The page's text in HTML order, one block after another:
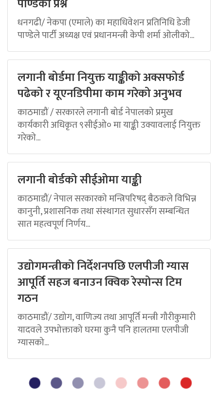
पाण्डेको प्रश्न
धनगढी/ नेकपा (एमाले) का महाधिवेशन प्रतिनिधि डेजी
पाण्डेले पार्टी अध्यक्ष एवं प्रधानमन्त्री केपी शर्मा ओलीको...
लगानी बोर्डमा नियुक्त याङ्कीको अक्सफोर्ड
पढेको र यूएनडिपीमा काम गरेको अनुभव
काठमाडौं / सरकारले लगानी बोर्ड नेपालको प्रमुख
कार्यकारी अधिकृत ९सीईओ० मा याङ्की उक्यावलाई नियुक्त
गरेको...
लगानी बोर्डको सीईओमा याङ्की
काठमाडौं/ नेपाल सरकारको मन्त्रिपरिषद् बैठकले विभिन्न
कानुनी, प्रशासनिक तथा संस्थागत सुधारसँग सम्बन्धित
सात महत्वपूर्ण निर्णय...
उद्योगमन्त्रीको निर्देशनपछि एलपीजी ग्यास
आपूर्ति सहज बनाउन क्विक रेस्पोन्स टिम
गठन
काठमाडौं/ उद्योग, वाणिज्य तथा आपूर्ति मन्त्री गौरीकुमारी
यादवले उपभोक्ताको घरमा कुनै पनि हालतमा एलपीजी
ग्यासको...